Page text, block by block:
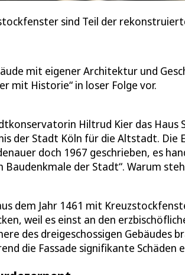
sind Teil der
mit eigener Architektur und
mit Historie“ in loser Folge vor.
Hiltrud Kier das Haus
der Stadt Köln für die Altstadt. Die
doch 1967 geschrieben, es
der Stadt“. Warum
dem Jahr 1461 mit
weil es einst an den
des dreigeschossigen Gebäudes
die Fassade signifikante Schäden